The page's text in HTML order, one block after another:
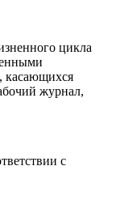
цикла
касающихся
журнал,
с